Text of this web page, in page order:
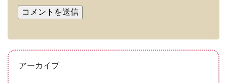
アーカイブ